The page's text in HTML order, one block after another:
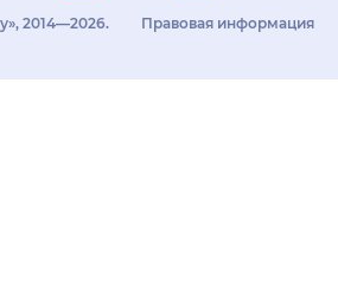
2014—2026.
Правовая информация